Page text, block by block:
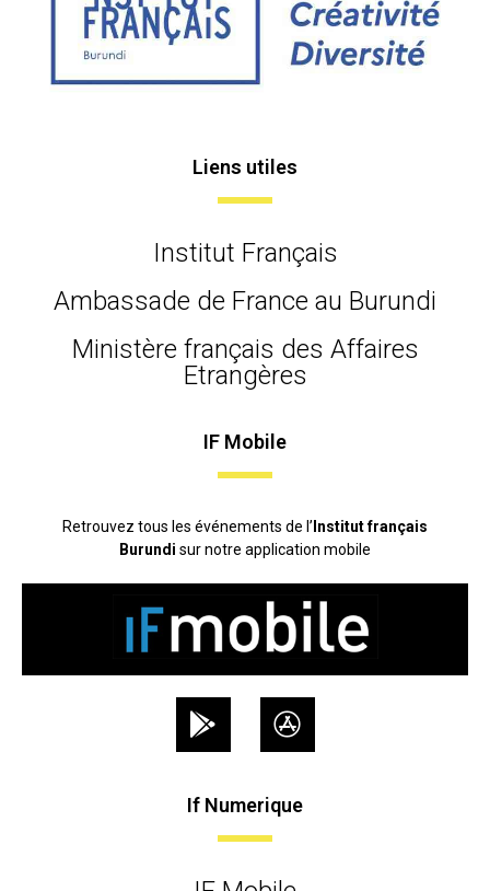
Liens utiles
Institut Français
Ambassade de France au Burundi
Ministère français des Affaires
Etrangères
IF Mobile
Retrouvez tous les événements de l’Institut français
Burundi sur notre application mobile
If Numerique